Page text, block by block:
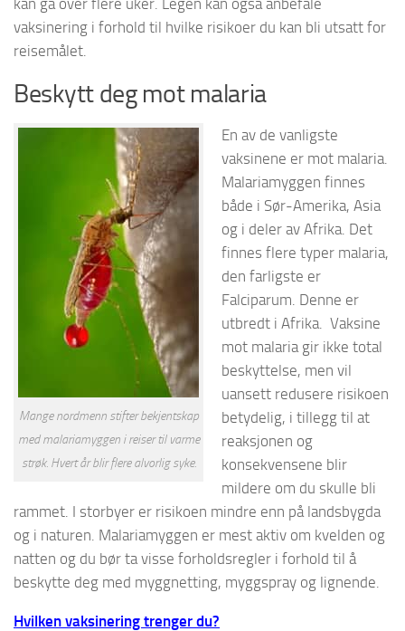
kan gå over flere uker. Legen kan også anbefale
vaksinering i forhold til hvilke risikoer du kan bli utsatt for
reisemålet.
Beskytt deg mot malaria
Mange nordmenn stifter bekjentskap
med malariamyggen i reiser til varme
strøk. Hvert år blir flere alvorlig syke.
En av de vanligste
vaksinene er mot malaria.
Malariamyggen finnes
både i Sør-Amerika, Asia
og i deler av Afrika. Det
finnes flere typer malaria,
den farligste er
Falciparum. Denne er
utbredt i Afrika. Vaksine
mot malaria gir ikke total
beskyttelse, men vil
uansett redusere risikoen
betydelig, i tillegg til at
reaksjonen og
konsekvensene blir
mildere om du skulle bli
rammet. I storbyer er risikoen mindre enn på landsbygda
og i naturen. Malariamyggen er mest aktiv om kvelden og
natten og du bør ta visse forholdsregler i forhold til å
beskytte deg med myggnetting, myggspray og lignende.
Hvilken vaksinering trenger du?